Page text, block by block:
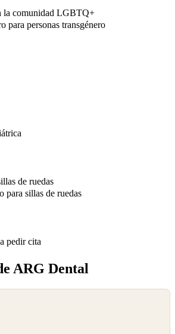
la comunidad LGBTQ+
para personas transgénero
de ruedas
para sillas de ruedas
pedir cita
ARG Dental